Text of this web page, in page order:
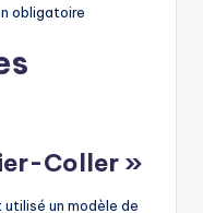
obligatoire
Coller »
un modèle de